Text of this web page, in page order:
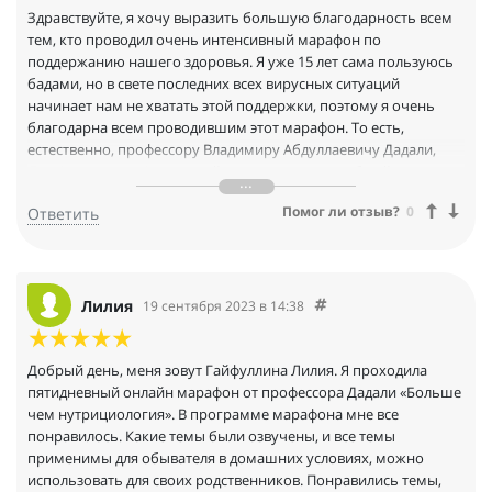
рады, если такие марафоны будут и в будущем повторяться,
продолжаться, может быть, на эти темы, на другие темы.
Поэтому спасибо вам огромное и до новых будущих встреч.
Всего доброго.
Здравствуйте, я хочу выразить большую благодарность всем
тем, кто проводил очень интенсивный марафон по
поддержанию нашего здоровья. Я уже 15 лет сама пользуюсь
бадами, но в свете последних всех вирусных ситуаций
начинает нам не хватать этой поддержки, поэтому я очень
благодарна всем проводившим этот марафон. То есть,
естественно, профессору Владимиру Абдуллаевичу Дадали,
объяснение, как себе можно помогать продолжать свою
жизнь без проблем, для своих окружающих и для себя, очень
редко. У меня там карточка, можно сказать, почти без записей,
благодаря тем самым бадам. А вот анализы, которые
Владимир Викторович очень подробно рассказал, нам все-
таки просветили и помогли, если сдать нам анализы буквально
после праздников, то мы можем многое узнать, ну и в том
числе, конечно, анализ главный, как выясняется, на серологию
герпесвирусов, которые как раз и создают нам очень много
проблем. Поэтому сейчас намеренна очень заняться
конкретной поддержкой здоровья. У меня, конечно, есть
трансфер-фактор, понравились его действия, поэтому буду
Ответить Помог ли отзыв? 0
Лилия 19 сентября 2023 в 14:38
Добрый день, меня зовут Гайфуллина Лилия. Я проходила
пятидневный онлайн марафон от профессора Дадали «Больше
чем нутрициология». В программе марафона мне все
понравилось. Какие темы были озвучены, и все темы
применимы для обывателя в домашних условиях, можно
использовать для своих родственников. Понравились темы,